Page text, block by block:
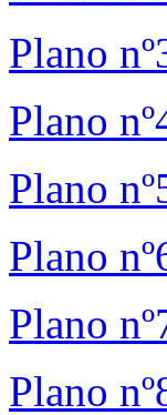
Plano
Plano
Plano
Plano
Plano
Plano